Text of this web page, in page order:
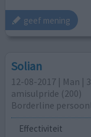
geef mening
Solian
12-08-2017 | Man |
amisulpride (200)
Borderline
Effectiviteit